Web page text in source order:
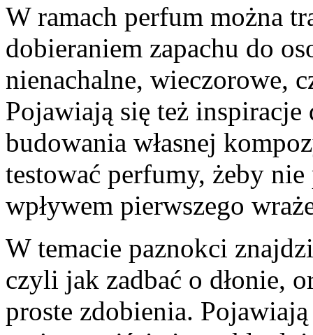
W ramach perfum można
dobieraniem zapachu do
nienachalne, wieczorowe,
Pojawiają się też inspiracje
budowania własnej
testować perfumy, żeby
wpływem pierwszego
W temacie paznokci
czyli jak zadbać o dłonie,
proste zdobienia.